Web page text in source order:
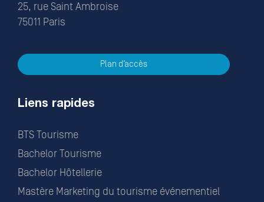
25, rue Saint Ambroise
75011 Paris
Plan d’accès
Liens rapides
BTS Tourisme
Bachelor Tourisme
Bachelor Hôtellerie
Mastère Marketing du tourisme événementiel